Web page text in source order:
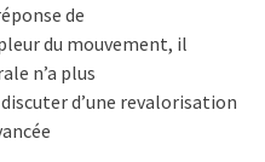
de
du mouvement, il
n’a plus
discuter d’une revalorisation